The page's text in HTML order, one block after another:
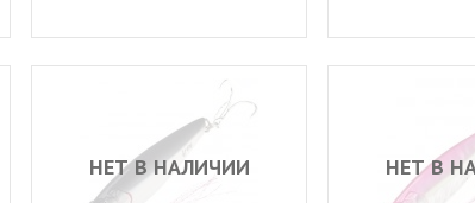
НЕТ В НАЛИЧИИ НЕТ В